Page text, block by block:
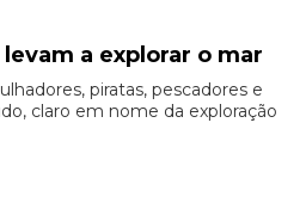
a explorar o mar
piratas, pescadores e
claro em nome da exploração